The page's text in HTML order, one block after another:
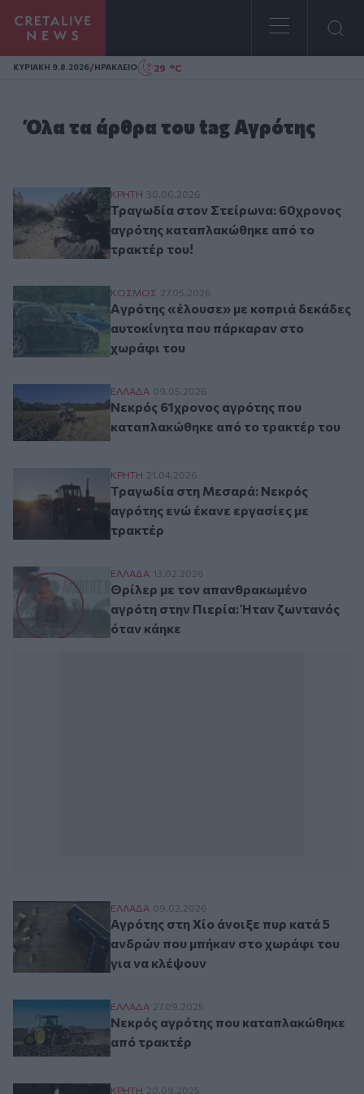
Homepage
ΚΥΡΙΑΚΗ 9.8.2026/ΗΡΑΚΛΕΙΟ 29 °C
Όλα τα άρθρα του tag Αγρότης
Τραγωδία στον Στείρωνα: 60χρονος
ΚΡΗΤΗ 30.06.2026
Τραγωδία στον Στείρωνα: 60χρονος
αγρότης καταπλακώθηκε από το
τρακτέρ του!
Aγρότης «έλουσε» με κοπριά δεκάδες
ΚΟΣΜΟΣ 27.05.2026
Aγρότης «έλουσε» με κοπριά δεκάδες
αυτοκίνητα που πάρκαραν στο
χωράφι του
Νεκρός 61χρονος αγρότης που
ΕΛΛAΔΑ 09.05.2026
Νεκρός 61χρονος αγρότης που
καταπλακώθηκε από το τρακτέρ του
Τραγωδία στη Μεσαρά: Νεκρός αγρότης
ΚΡΗΤΗ 21.04.2026
Τραγωδία στη Μεσαρά: Νεκρός
αγρότης ενώ έκανε εργασίες με
τρακτέρ
Θρίλερ με τον απανθρακωμένο αγρότη
ΕΛΛAΔΑ 13.02.2026
Θρίλερ με τον απανθρακωμένο
αγρότη στην Πιερία: Ήταν ζωντανός
όταν κάηκε
Αγρότης στη Χίο άνοιξε πυρ κατά 5
ΕΛΛAΔΑ 09.02.2026
Αγρότης στη Χίο άνοιξε πυρ κατά 5
ανδρών που μπήκαν στο χωράφι του
για να κλέψουν
Νεκρός αγρότης που καταπλακώθηκε
ΕΛΛAΔΑ 27.09.2025
Νεκρός αγρότης που καταπλακώθηκε
από τρακτέρ
ΚΡΗΤΗ 20.09.2025